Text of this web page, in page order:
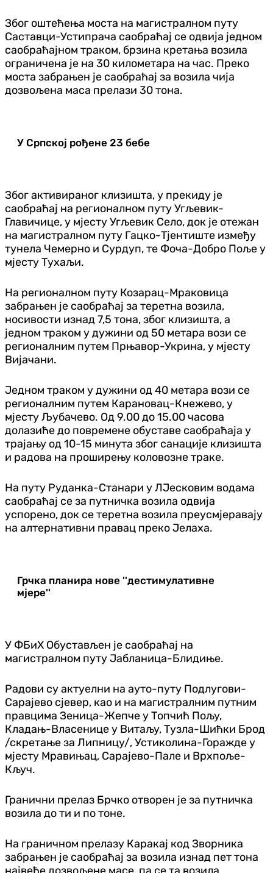
Због оштећења моста на магистралном путу
Саставци-Устипрача саобраћај се одвија једном
саобраћајном траком, брзина кретања возила
ограничена је на 30 километара на час. Преко
моста забрањен је саобраћај за возила чија
дозвољена маса прелази 30 тона.
У Српској рођене 23 бебе
Због активираног клизишта, у прекиду је
саобраћај на регионалном путу Угљевик-
Главичице, у мјесту Угљевик Село, док је отежан
на магистралном путу Гацко-Тјентиште између
тунела Чемерно и Сурдуп, те Фоча-Добро Поље у
мјесту Тухаљи.
На регионалном путу Козарац-Мраковица
забрањен је саобраћај за теретна возила,
носивости изнад 7,5 тона, због клизишта, а
једном траком у дужини од 50 метара вози се
регионалним путем Прњавор-Укрина, у мјесту
Вијачани.
Једном траком у дужини од 40 метара вози се
регионалним путем Карановац-Кнежево, у
мјесту Љубачево. Од 9.00 до 15.00 часова
долазиће до повремене обуставе саобраћаја у
трајању од 10-15 минута због санације клизишта
и радова на проширењу коловозне траке.
На путу Руданка-Станари у ЛЈесковим водама
саобраћај се за путничка возила одвија
успорено, док се теретна возила преусмјеравају
на алтернативни правац преко Јелаха.
Грчка планира нове ''дестимулативне
мјере''
У ФБиХ Обустављен је саобраћај на
магистралном путу Јабланица-Блидиње.
Радови су актуелни на ауто-путу Подлугови-
Сарајево сјевер, као и на магистралним путним
правцима Зеница-Жепче у Топчић Пољу,
Кладањ-Власенице у Витаљу, Тузла-Шићки Брод
/скретање за Липницу/, Устиколина-Горажде у
мјесту Мравињац, Сарајево-Пале и Врхпоље-
Кључ.
Гранични прелаз Брчко отворен је за путничка
возила до ти и по тоне.
На граничном прелазу Каракај код Зворника
забрањен је саобраћај за возила изнад пет тона